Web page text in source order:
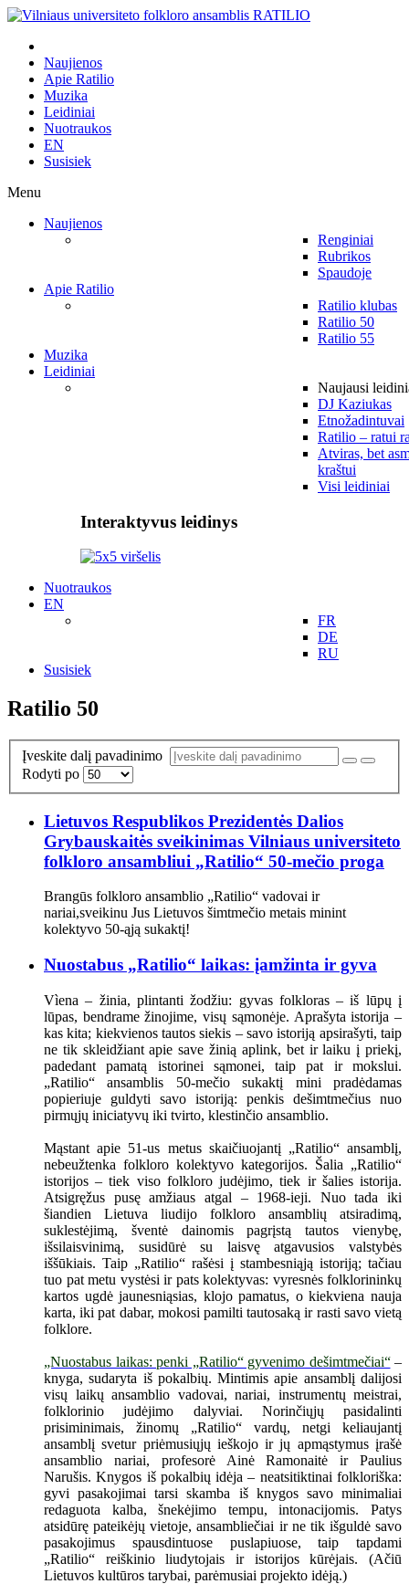
Naujienos
Apie Ratilio
Muzika
Leidiniai
Nuotraukos
EN
Susisiek
Menu
Naujienos
Renginiai
Rubrikos
Spaudoje
Apie Ratilio
Ratilio klubas
Ratilio 50
Ratilio 55
Muzika
Leidiniai
Naujausi
DJ Kaziukas
Etnožadintuvai
Ratilio – ratui
Atviras, bet
kraštui
Visi leidiniai
Interaktyvus leidinys
Nuotraukos
EN
FR
DE
RU
Susisiek
Ratilio 50
Įveskite dalį pavadinimo
Rodyti po
Lietuvos Respublikos Prezidentės Dalios
Grybauskaitės sveikinimas Vilniaus universiteto
folkloro ansambliui „Ratilio“ 50-mečio proga
Brangūs folkloro ansamblio „Ratilio“ vadovai ir
nariai,sveikinu Jus Lietuvos šimtmečio metais minint
kolektyvo 50-ąją sukaktį!
Nuostabus „Ratilio“ laikas: įamžinta ir gyva
Vìena – žinia, plintanti žodžiu: gyvas folkloras – iš lūpų į
lūpas, bendrame žinojime, visų sąmonėje. Aprašyta istorija –
kas kita; kiekvienos tautos siekis – savo istoriją apsirašyti, taip
ne tik skleidžiant apie save žinią aplink, bet ir laiku į priekį,
padedant pamatą istorinei sąmonei, taip pat ir mokslui.
„Ratilio“ ansamblis 50-mečio sukaktį mini pradėdamas
popieriuje guldyti savo istoriją: penkis dešimtmečius nuo
pirmųjų iniciatyvų iki tvirto, klestinčio ansamblio.
Mąstant apie 51-us metus skaičiuojantį „Ratilio“ ansamblį,
nebeužtenka folkloro kolektyvo kategorijos. Šalia „Ratilio“
istorijos – tiek viso folkloro judėjimo, tiek ir šalies istorija.
Atsigręžus pusę amžiaus atgal – 1968-ieji. Nuo tada iki
šiandien Lietuva liudijo folkloro ansamblių atsiradimą,
suklestėjimą, šventė dainomis pagrįstą tautos vienybę,
išsilaisvinimą, susidūrė su laisvę atgavusios valstybės
iššūkiais. Taip „Ratilio“ rašėsi į stambesniąją istoriją; tačiau
tuo pat metu vystėsi ir pats kolektyvas: vyresnės folklorininkų
kartos ugdė jaunesniąsias, klojo pamatus, o kiekviena nauja
karta, iki pat dabar, mokosi pamilti tautosaką ir rasti savo vietą
folklore.
„Nuostabus laikas: penki „Ratilio“ gyvenimo dešimtmečiai“–
knyga, sudaryta iš pokalbių. Mintimis apie ansamblį dalijosi
visų laikų ansamblio vadovai, nariai, instrumentų meistrai,
folklorinio judėjimo dalyviai. Norinčiųjų pasidalinti
prisiminimais, žinomų „Ratilio“ vardų, netgi keliaujantį
ansamblį svetur priėmusiųjų ieškojo ir jų apmąstymus įrašė
ansamblio nariai, profesorė Ainė Ramonaitė ir Paulius
Narušis. Knygos iš pokalbių idėja – neatsitiktinai folkloriška:
gyvi pasakojimai tarsi skamba iš knygos savo minimaliai
redaguota kalba, šnekėjimo tempu, intonacijomis. Patys
atsidūrę pateikėjų vietoje, ansambliečiai ir ne tik išguldė savo
pasakojimus spausdintuose puslapiuose, taip tapdami
„Ratilio“ reiškinio liudytojais ir istorijos kūrėjais. (Ačiū
Lietuvos kultūros tarybai, parėmusiai projekto idėją.)